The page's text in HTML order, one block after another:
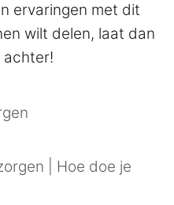
ervaringen met dit
wilt delen, laat dan
achter!
| Hoe doe je